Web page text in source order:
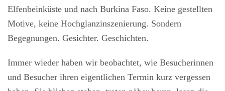
Elfenbeinküste und nach Burkina Faso. Keine gestellten
Motive, keine Hochglanzinszenierung. Sondern
Begegnungen. Gesichter. Geschichten.
Immer wieder haben wir beobachtet, wie Besucherinnen
und Besucher ihren eigentlichen Termin kurz vergessen